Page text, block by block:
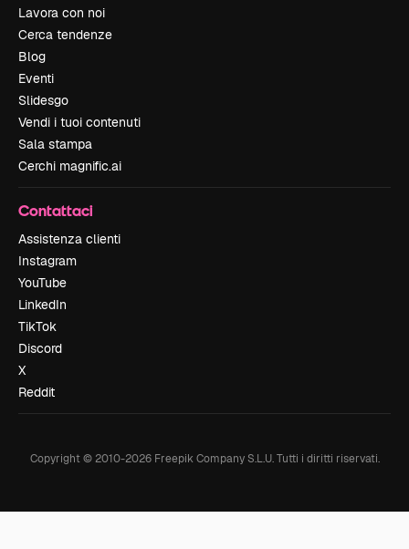
Lavora con noi
Cerca tendenze
Blog
Eventi
Slidesgo
Vendi i tuoi contenuti
Sala stampa
Cerchi magnific.ai
Contattaci
Assistenza clienti
Instagram
YouTube
LinkedIn
TikTok
Discord
X
Reddit
Copyright © 2010-2026Freepik Company S.L.U. Tutti i diritti riservati.